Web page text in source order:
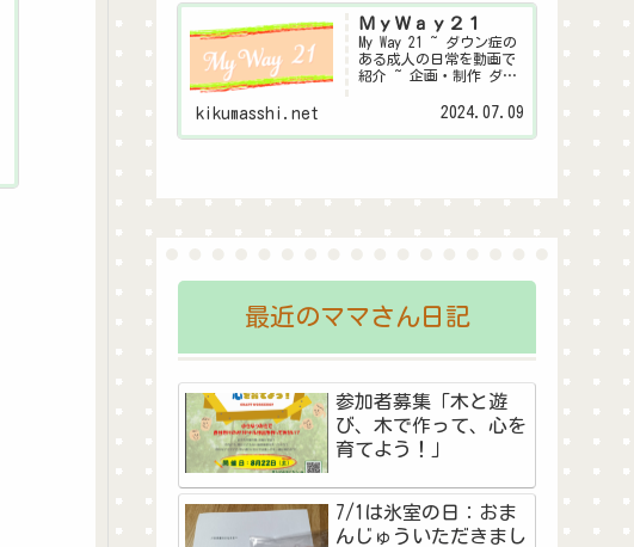
ＭｙＷａｙ２１
My Way 21 ~ ダウン症の
ある成人の日常を動画で
紹介 ~ 企画・制作 ダウ
kikumasshi.net 2024.07.09
最近のママさん日記
参加者募集「木と遊
び、木で作って、心を
育てよう！」
7/1は氷室の日：おま
んじゅういただきまし